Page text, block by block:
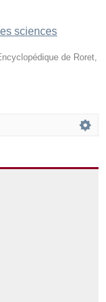
sciences
de Roret